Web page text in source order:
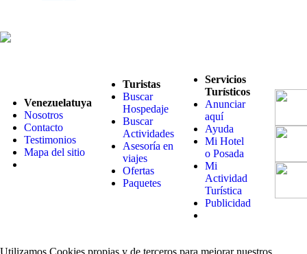
Venezuelatuya
Nosotros
Contacto
Testimonios
Mapa del sitio
Turistas
Buscar
Hospedaje
Buscar
Actividades
Asesoría en
viajes
Ofertas
Paquetes
Servicios
Turísticos
Anunciar
aquí
Ayuda
Mi Hotel
o Posada
Mi
Actividad
Turística
Publicidad
Utilizamos Cookies propias y de terceros para mejorar nuestros